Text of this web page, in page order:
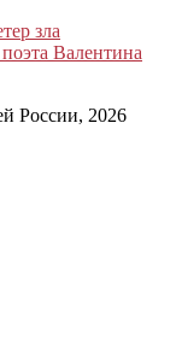
зла
Валентина
России, 2026